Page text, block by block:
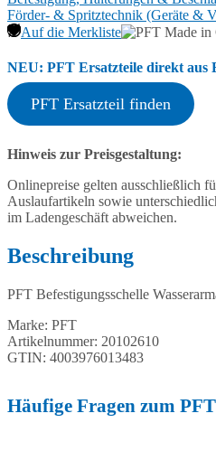
Förder- & Spritztechnik (Geräte &
Auf die Merkliste
NEU: PFT Ersatzteile direkt aus
PFT Ersatzteil finden
Hinweis zur Preisgestaltung:
Onlinepreise gelten ausschließlich
Auslaufartikeln sowie
im Ladengeschäft abweichen.
Beschreibung
PFT Befestigungsschelle
Marke: PFT
Artikelnummer: 20102610
GTIN: 4003976013483
Häufige Fragen zum